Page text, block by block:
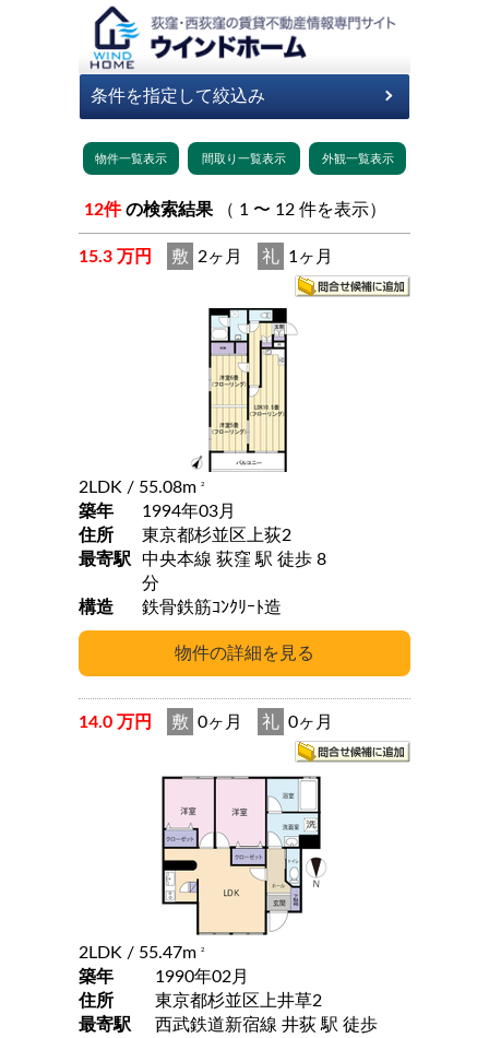
12件 の検索結果 （ 1 〜 12 件を表示）
15.3 万円 敷 2ヶ月 礼 1ヶ月
2LDK / 55.08m 2
築年
1994年03月
住所
東京都杉並区上荻2
最寄駅
中央本線 荻窪 駅 徒歩 8
分
構造
鉄骨鉄筋ｺﾝｸﾘｰﾄ造
14.0 万円 敷 0ヶ月 礼 0ヶ月
2LDK / 55.47m 2
築年
1990年02月
住所
東京都杉並区上井草2
最寄駅
西武鉄道新宿線 井荻 駅 徒歩